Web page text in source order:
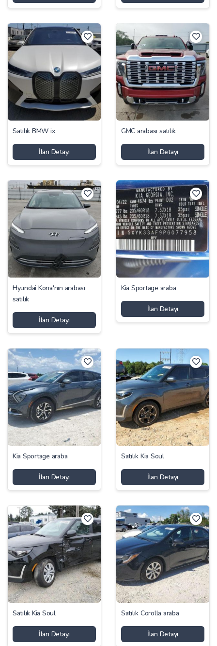
Satılık BMW ix
İlan Detayı
GMC arabası satılık
İlan Detayı
Hyundai Kona'nın arabası
satılık
İlan Detayı
Kia Sportage araba
İlan Detayı
Kia Sportage araba
İlan Detayı
Satılık Kia Soul
İlan Detayı
Satılık Kia Soul
İlan Detayı
Satılık Corolla araba
İlan Detayı